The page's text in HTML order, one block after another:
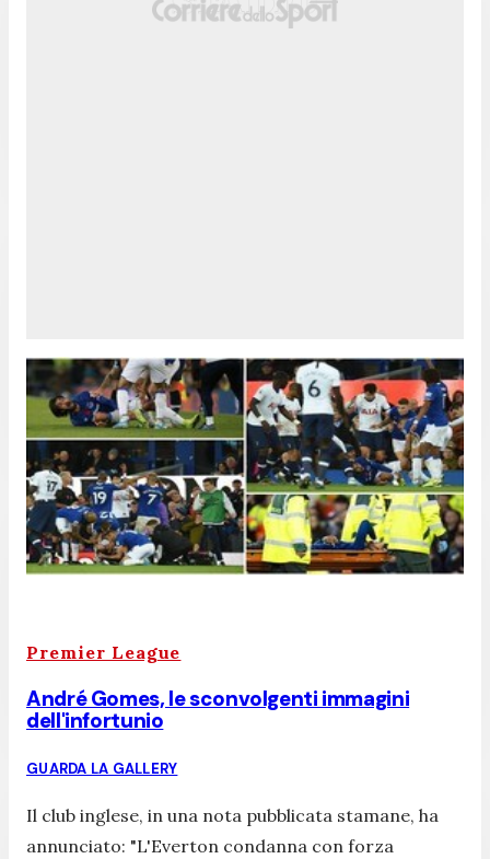
Premier League
André Gomes, le sconvolgenti immagini
dell'infortunio
GUARDA LA GALLERY
Il club inglese, in una nota pubblicata stamane, ha
annunciato: "L'Everton condanna con forza